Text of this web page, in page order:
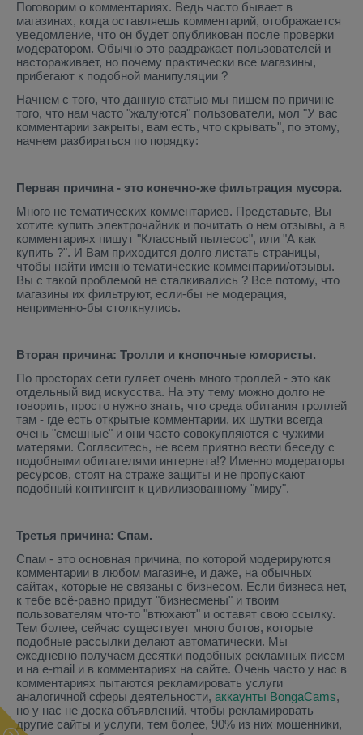
Поговорим о комментариях. Ведь часто бывает в
магазинах, когда оставляешь комментарий, отображается
уведомление, что он будет опубликован после проверки
модератором. Обычно это раздражает пользователей и
настораживает, но почему практически все магазины,
прибегают к подобной манипуляции ?
Начнем с того, что данную статью мы пишем по причине
того, что нам часто "жалуются" пользователи, мол "У вас
комментарии закрыты, вам есть, что скрывать", по этому,
начнем разбираться по порядку:
Первая причина - это конечно-же фильтрация мусора.
Много не тематических комментариев. Представьте, Вы
хотите купить электрочайник и почитать о нем отзывы, а в
комментариях пишут "Классный пылесос", или "А как
купить ?". И Вам приходится долго листать страницы,
чтобы найти именно тематические комментарии/отзывы.
Вы с такой проблемой не сталкивались ? Все потому, что
магазины их фильтруют, если-бы не модерация,
неприменно-бы столкнулись.
Вторая причина: Тролли и кнопочные юмористы.
По просторах сети гуляет очень много троллей - это как
отдельный вид искусства. На эту тему можно долго не
говорить, просто нужно знать, что среда обитания троллей
там - где есть открытые комментарии, их шутки всегда
очень "смешные" и они часто совокупляются с чужими
матерями. Согласитесь, не всем приятно вести беседу с
подобными обитателями интернета!? Именно модераторы
ресурсов, стоят на страже защиты и не пропускают
подобный контингент к цивилизованному "миру".
Третья причина: Спам.
Спам - это основная причина, по которой модерируются
комментарии в любом магазине, и даже, на обычных
сайтах, которые не связаны с бизнесом. Если бизнеса нет,
к тебе всё-равно придут "бизнесмены" и твоим
пользователям что-то "втюхают" и оставят свою ссылку.
Тем более, сейчас существует много ботов, которые
подобные рассылки делают автоматически. Мы
ежедневно получаем десятки подобных рекламных писем
и на e-mail и в комментариях на сайте. Очень часто у нас в
комментариях пытаются рекламировать услуги
аналогичной сферы деятельности, аккаунты BongaCams,
но у нас не доска объявлений, чтобы рекламировать
другие сайты и услуги, тем более, 90% из них мошенники,